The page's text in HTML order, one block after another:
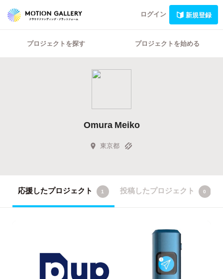
ログイン 新規登録
プロジェクトを探す プロジェクトを始める
Omura Meiko
東京都
応援したプロジェクト 1 投稿したプロジェクト 0